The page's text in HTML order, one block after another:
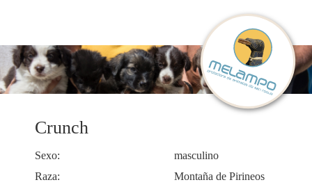
Crunch
Sexo:
masculino
Raza:
Montaña de Pirineos